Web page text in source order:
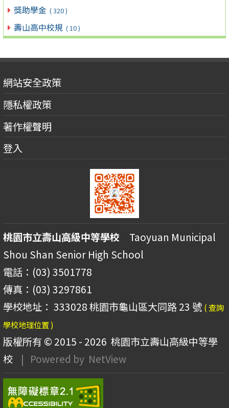
獎助學金 ( 320 )
壽山高中校規 ( 10 )
網站安全政策
隱私權政策
著作權聲明
登入
桃園市立壽山高級中等學校 Taoyuan Municipal
Shou Shan Senior High School
電話：(03) 3501778
傳真：(03) 3297861
學校地址： 333028 桃園市龜山區大同路 23 號 ( 查詢
學校地理位置 )
版權所有 © 2015 - 2026 桃園市立壽山高級中等學
校
| Powered by NetView